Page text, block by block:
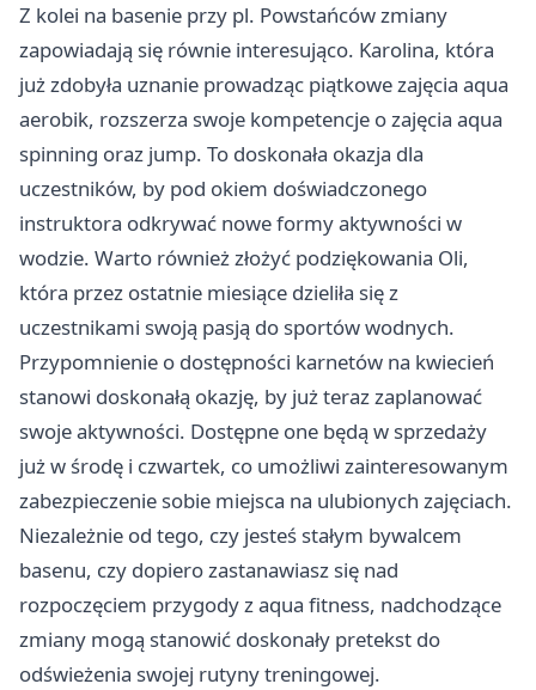
Z kolei na basenie przy pl. Powstańców zmiany
zapowiadają się równie interesująco. Karolina, która
już zdobyła uznanie prowadząc piątkowe zajęcia aqua
aerobik, rozszerza swoje kompetencje o zajęcia aqua
spinning oraz jump. To doskonała okazja dla
uczestników, by pod okiem doświadczonego
instruktora odkrywać nowe formy aktywności w
wodzie. Warto również złożyć podziękowania Oli,
która przez ostatnie miesiące dzieliła się z
uczestnikami swoją pasją do sportów wodnych.
Przypomnienie o dostępności karnetów na kwiecień
stanowi doskonałą okazję, by już teraz zaplanować
swoje aktywności. Dostępne one będą w sprzedaży
już w środę i czwartek, co umożliwi zainteresowanym
zabezpieczenie sobie miejsca na ulubionych zajęciach.
Niezależnie od tego, czy jesteś stałym bywalcem
basenu, czy dopiero zastanawiasz się nad
rozpoczęciem przygody z aqua fitness, nadchodzące
zmiany mogą stanowić doskonały pretekst do
odświeżenia swojej rutyny treningowej.